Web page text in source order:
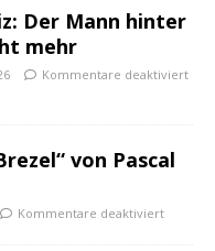
Der Mann hinter
mehr
Kommentare deaktiviert
von Pascal
Kommentare deaktiviert